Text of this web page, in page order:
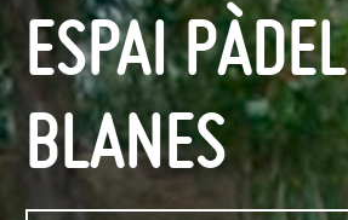
ESPAI PÀDEL
BLANES